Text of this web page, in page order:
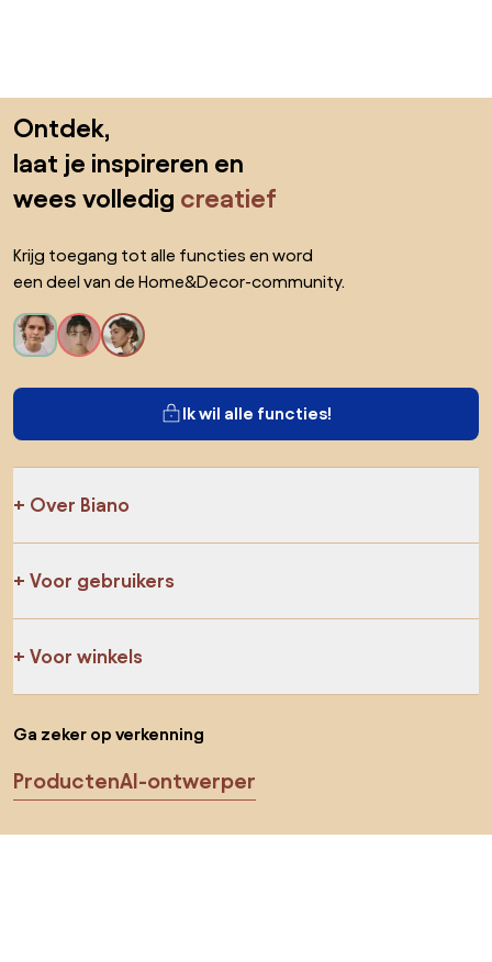
Ontdek,
laat je inspireren en
wees volledig creatief
Krijg toegang tot alle functies en word
een deel van de Home&Decor-community.
Ik wil alle functies!
Over Biano
Voor gebruikers
Voor winkels
Ga zeker op verkenning
ProductenAI-ontwerper